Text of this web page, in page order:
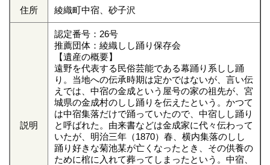
住所 綾織町中宿、砂子沢
説明
認定番号：26号
推薦団体：綾織しし踊り保存会
【遺産の概要】
遠野を代表する民俗芸能である幕踊り系しし踊
り。当地への伝承時期は定かではないが、言い伝
えでは、中宿の金成という屋号の家の祖先が、宮
城県の金成村のしし踊りを伝えたという。かつて
は中宿集落だけで踊っていたので、中宿しし踊り
と呼ばれた。由来書などは金成家に代々伝わって
いたが、明治三年（1870）春、横内集落のしし
踊り好きな菊池某が亡くなったとき、その供養の
ために棺に入れて葬ってしまったという。中宿、